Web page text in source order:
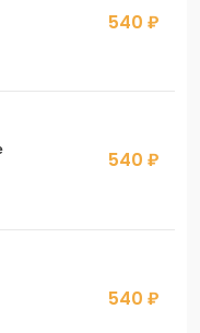
540 ₽
540 ₽
540 ₽